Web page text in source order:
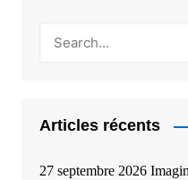
Articles récents
27 septembre 2026